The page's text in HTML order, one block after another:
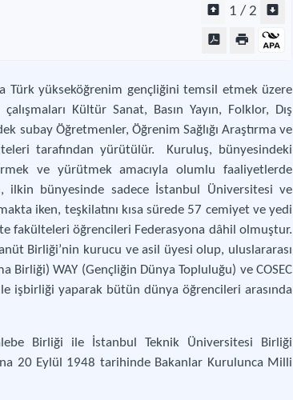
1 / 2
Türk yükseköğrenim gençliğini temsil etmek üzere
Kültür Sanat, Basın Yayın, Folklor, Dış
subay Öğretmenler, Öğrenim Sağlığı Araştırma ve
tarafından yürütülür. Kuruluş, bünyesindeki
ve yürütmek amacıyla olumlu faaliyetlerde
ilkin bünyesinde sadece İstanbul Üniversitesi ve
iken, teşkilatını kısa sürede 57 cemiyet ve yedi
fakülteleri öğrencileri Federasyona dâhil olmuştur.
Birliği’nin kurucu ve asil üyesi olup, uluslararası
Birliği) WAY (Gençliğin Dünya Topluluğu) ve COSEC
işbirliği yaparak bütün dünya öğrencileri arasında
Birliği ile İstanbul Teknik Üniversitesi Birliği
20 Eylül 1948 tarihinde Bakanlar Kurulunca Milli